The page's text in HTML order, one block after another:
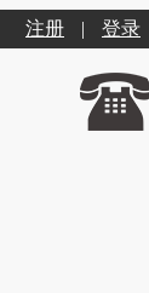
注册 | 登录